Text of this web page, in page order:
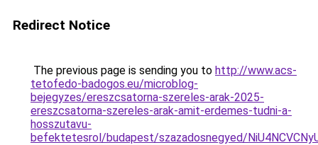
Redirect Notice
The previous page is sending you to http://www.acs-
tetofedo-badogos.eu/microblog-
bejegyzes/ereszcsatorna-szereles-arak-2025-
ereszcsatorna-szereles-arak-amit-erdemes-tudni-a-
hosszutavu-
befektetesrol/budapest/szazadosnegyed/